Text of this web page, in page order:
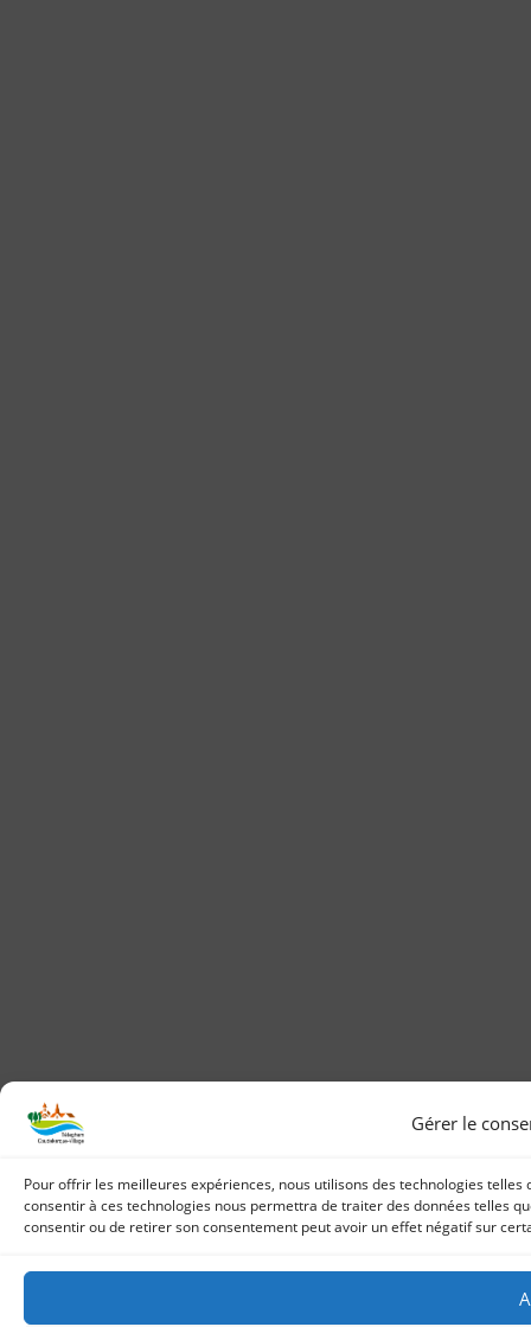
Gérer le
Pour offrir les meilleures expériences, nous utilisons des technologies
consentir à ces technologies nous permettra de traiter des données telles
consentir ou de retirer son consentement peut avoir un effet négatif sur